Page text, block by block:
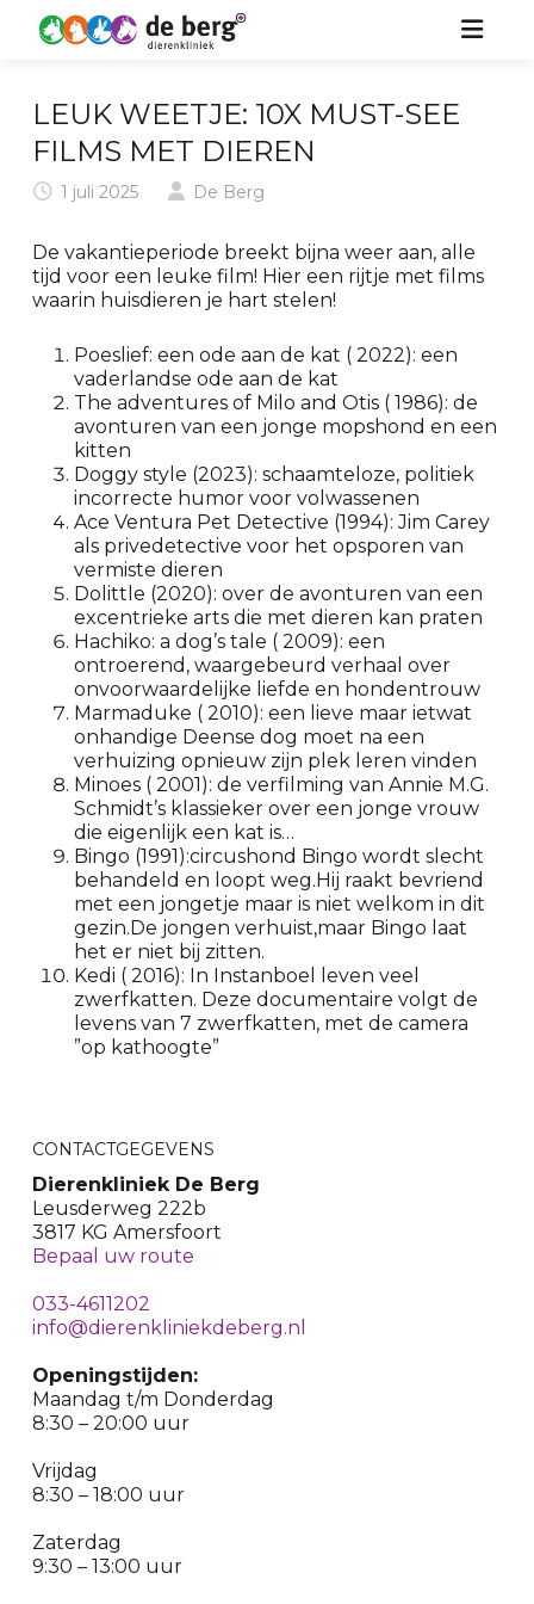
ZORG VOOR UW DIER
HOND
KAT
PAARD
KONIJN & KNAAGDIER
OVER ONS
KIDS
NIEUWS
CONTACT
LEUK WEETJE: 10X MUST-SEE
FILMS MET DIEREN
1 juli 2025 De Berg
De vakantieperiode breekt bijna weer aan, alle
tijd voor een leuke film! Hier een rijtje met films
waarin huisdieren je hart stelen!
Poeslief: een ode aan de kat ( 2022): een
vaderlandse ode aan de kat
The adventures of Milo and Otis ( 1986): de
avonturen van een jonge mopshond en een
kitten
Doggy style (2023): schaamteloze, politiek
incorrecte humor voor volwassenen
Ace Ventura Pet Detective (1994): Jim Carey
als privedetective voor het opsporen van
vermiste dieren
Dolittle (2020): over de avonturen van een
excentrieke arts die met dieren kan praten
Hachiko: a dog’s tale ( 2009): een
ontroerend, waargebeurd verhaal over
onvoorwaardelijke liefde en hondentrouw
Marmaduke ( 2010): een lieve maar ietwat
onhandige Deense dog moet na een
verhuizing opnieuw zijn plek leren vinden
Minoes ( 2001): de verfilming van Annie M.G.
Schmidt’s klassieker over een jonge vrouw
die eigenlijk een kat is…
Bingo (1991):circushond Bingo wordt slecht
behandeld en loopt weg.Hij raakt bevriend
met een jongetje maar is niet welkom in dit
gezin.De jongen verhuist,maar Bingo laat
het er niet bij zitten.
Kedi ( 2016): In Instanboel leven veel
zwerfkatten. Deze documentaire volgt de
levens van 7 zwerfkatten, met de camera
”op kathoogte”
CONTACTGEGEVENS
Dierenkliniek De Berg
Leusderweg 222b
3817 KG Amersfoort
Bepaal uw route
033-4611202
info@dierenkliniekdeberg.nl
Openingstijden:
Maandag t/m Donderdag
8:30 – 20:00 uur
Vrijdag
8:30 – 18:00 uur
Zaterdag
9:30 – 13:00 uur